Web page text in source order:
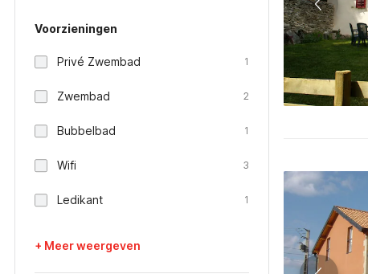
Voorzieningen
Privé Zwembad 1
Zwembad 2
Bubbelbad 1
Wifi 3
Ledikant 1
+ Meer weergeven